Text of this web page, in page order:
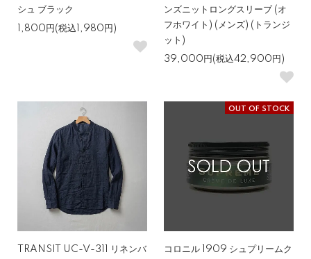
シュ ブラック
1,800円(税込1,980円)
ンズニットロングスリーブ (オ
フホワイト) (メンズ) (トランジ
ット)
39,000円(税込42,900円)
TRANSIT UC-V-311 リネンバ
OUT OF STOCK
コロニル 1909 シュプリームク